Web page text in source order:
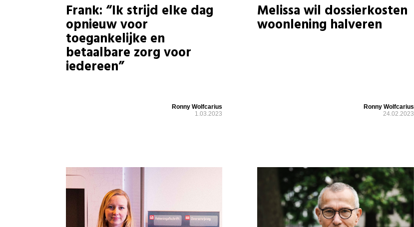
Frank: “Ik strijd elke dag
opnieuw voor
toegankelijke en
betaalbare zorg voor
iedereen”
Ronny Wolfcarius
1.03.2023
Melissa wil dossierkosten
woonlening halveren
Ronny Wolfcarius
24.02.2023